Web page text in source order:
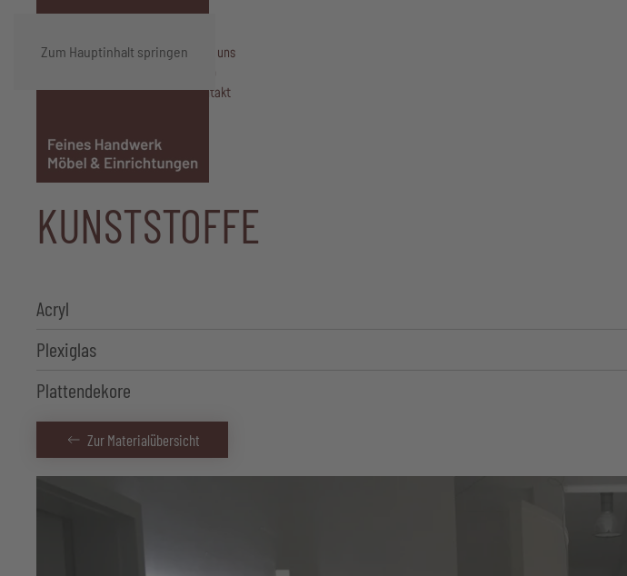
Zum Hauptinhalt springen
Über uns
Kontakt
KUNSTSTOFFE
Acryl
Plexiglas
Plattendekore
Zur Materialübersicht